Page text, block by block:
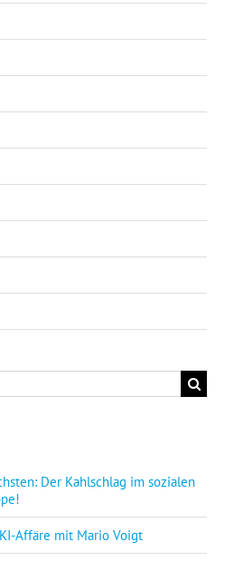
Der Kahlschlag im sozialen
Affäre mit Mario Voigt